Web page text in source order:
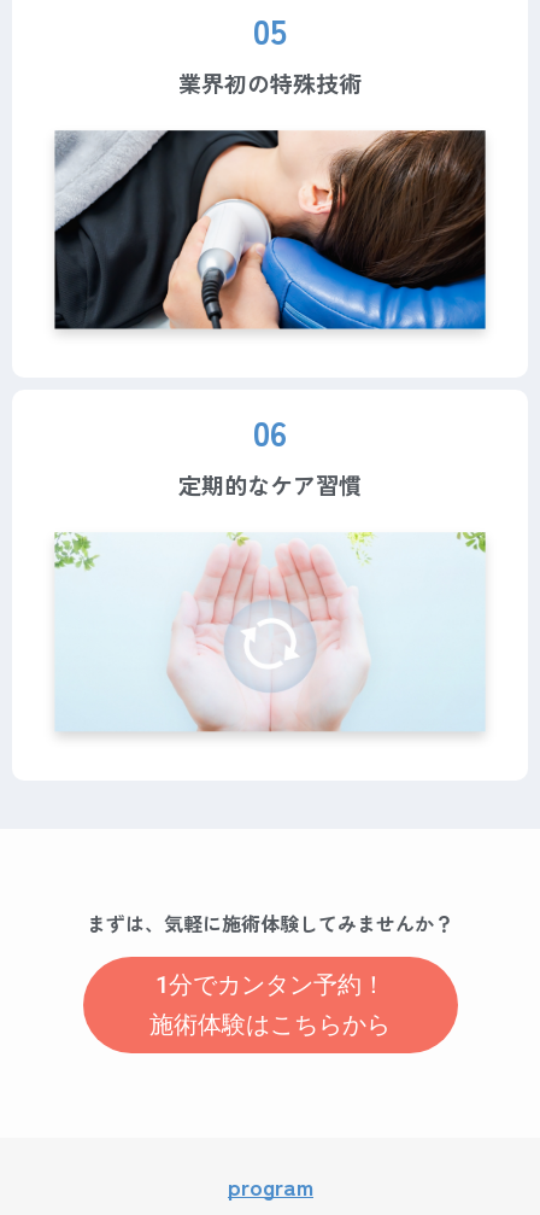
05
業界初の特殊技術
06
定期的なケア習慣
まずは、気軽に施術体験してみませんか？
1分でカンタン予約！
施術体験はこちらから
program